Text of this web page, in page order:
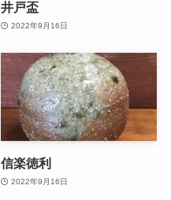
井戸盃
2022年9月16日
信楽徳利
2022年9月16日